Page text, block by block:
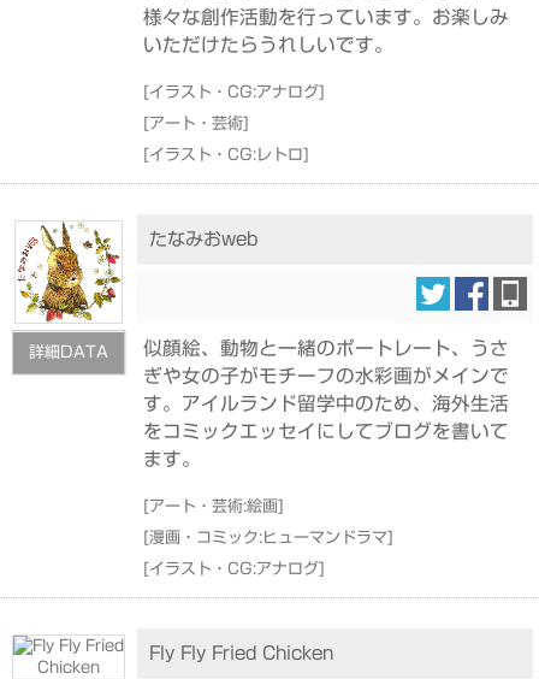
様々な創作活動を行っています。お楽しみ
いただけたらうれしいです。
[イラスト・CG:アナログ]
[アート・芸術]
[イラスト・CG:レトロ]
詳細DATA
たなみおweb
似顔絵、動物と一緒のポートレート、うさ
ぎや女の子がモチーフの水彩画がメインで
す。アイルランド留学中のため、海外生活
をコミックエッセイにしてブログを書いて
ます。
[アート・芸術:絵画]
[漫画・コミック:ヒューマンドラマ]
[イラスト・CG:アナログ]
Fly Fly Fried Chicken